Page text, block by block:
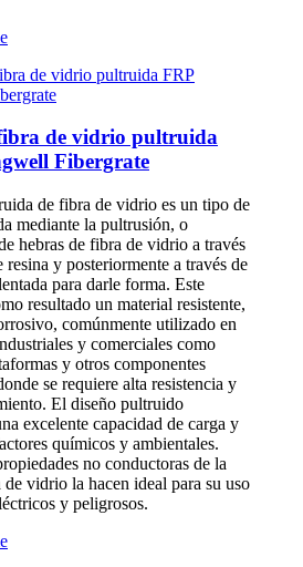
de vidrio pultruida
Fibergrate
de fibra de vidrio es un tipo de
mediante la pultrusión, o
hebras de fibra de vidrio a través
resina y posteriormente a través de
para darle forma. Este
resultado un material resistente,
comúnmente utilizado en
y comerciales como
y otros componentes
se requiere alta resistencia y
El diseño pultruido
excelente capacidad de carga y
químicos y ambientales.
no conductoras de la
vidrio la hacen ideal para su uso
y peligrosos.